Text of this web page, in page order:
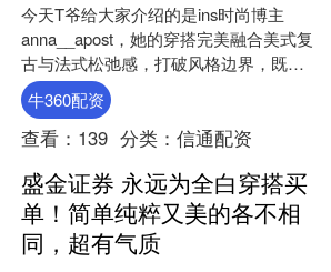
今天T爷给大家介绍的是ins时尚博主
anna__apost，她的穿搭完美融合美式复
古与法式松弛感，打破风格边界，既能
驾驭热辣街头风，也能从容演绎简约通
勤质感，依....
牛360配资
查看： 139 分类： 信通配资
盛金证券 永远为全白穿搭买
单！简单纯粹又美的各不相
同，超有气质